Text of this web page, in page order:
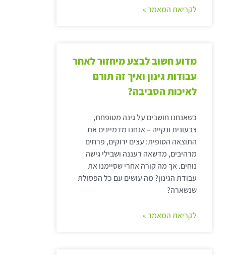
לקריאת המאמר »
מדוע חשוב לבצע מיחזור לאחר
עבודות גינון ואיך זה תורם
לאיכות הסביבה?
כשאנחנו חושבים על גינה מטופחת,
צבעונית ונקייה – אנחנו מדמיינים את
התוצאה הסופית: עצים ירוקים, פרחים
מרהיבים, מדשאה רעננה ושבילי גישה
נוחים. אך מה קורה אחרי שסיימנו את
עבודת הגינון? מה עושים עם כל הפסולת
שנשארה?
לקריאת המאמר »